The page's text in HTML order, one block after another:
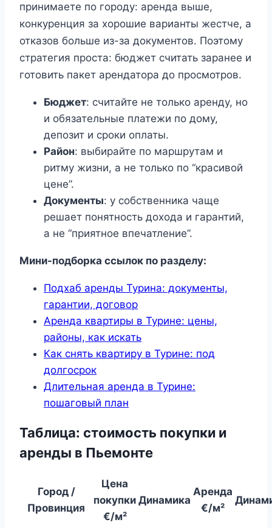
принимаете по городу: аренда выше,
конкуренция за хорошие варианты жестче, а
отказов больше из-за документов. Поэтому
стратегия проста: бюджет считать заранее и
готовить пакет арендатора до просмотров.
Бюджет: считайте не только аренду, но
и обязательные платежи по дому,
депозит и сроки оплаты.
Район: выбирайте по маршрутам и
ритму жизни, а не только по “красивой
цене”.
Документы: у собственника чаще
решает понятность дохода и гарантий,
а не “приятное впечатление”.
Мини-подборка ссылок по разделу:
Подхаб аренды Турина: документы,
гарантии, договор
Аренда квартиры в Турине: цены,
районы, как искать
Как снять квартиру в Турине: под
долгосрок
Длительная аренда в Турине:
пошаговый план
Таблица: стоимость покупки и
аренды в Пьемонте
Город /
Провинция
Цена
покупки
€/м²
Динамика
Аренда
€/м²